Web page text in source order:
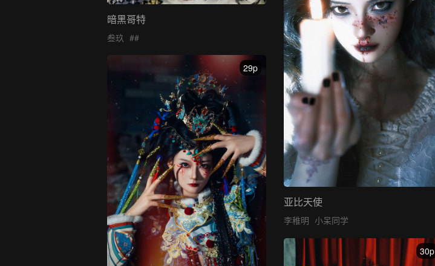
暗黑哥特
叁玖 ##
亚比天使
李稚明 小呆同学
29p
30p